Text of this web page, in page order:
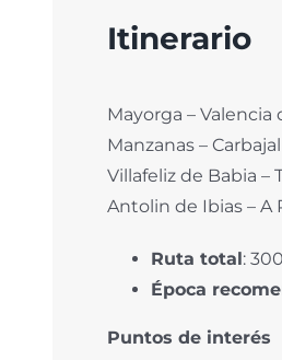
Itinerario
Mayorga – Valencia
Manzanas –
Villafeliz de Babia –
Antolin de Ibias – A
Ruta total : 300
Época
Puntos de interés